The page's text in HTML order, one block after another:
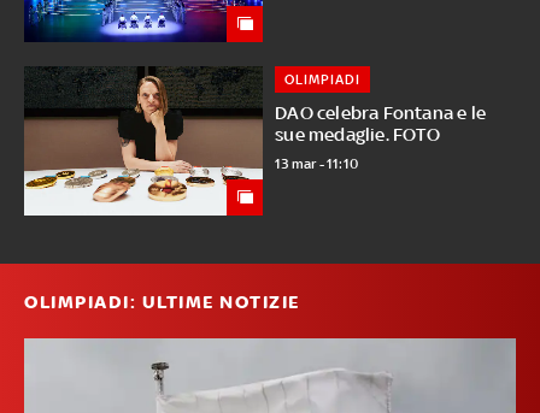
DAO celebra Fontana e le
sue medaglie. FOTO
OLIMPIADI
13 mar - 11:10
OLIMPIADI: ULTIME NOTIZIE